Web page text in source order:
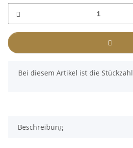
x
Bei diesem Artikel ist die
Beschreibung